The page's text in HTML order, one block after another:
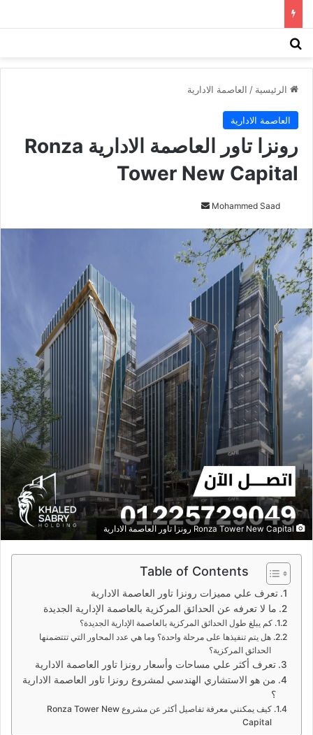
الرئيسية / العاصمة الادارية
العاصمة الادارية
رونزا تاور العاصمة الادارية Ronza
Tower New Capital
Mohammed Saad
أرسل
إلكترونيا
Table of Contents
تعرف علي مميزات رونزا تاور العاصمة الادارية
ما لا تعرفه عن الحدائق المركزية بالعاصمة الإدارية الجديدة
كم يبلغ طول الحدائق المركزية بالعاصمة الإدارية الجديدة؟
هل يتم تنفيذها على مرحلة واحدة؟ وما هي عدد المحاور التي تتتضمنها
الحدائق المركزية؟
تعرف أكثر علي مساحات وأسعار رونزا تاور العاصمة الادارية
من هو الاستشاري الهندسي لمشروع رونزا تاور العاصمة الادارية
؟
كيف يمكنني معرفة تفاصيل أكثر عن مشروع Ronza Tower New
Capital